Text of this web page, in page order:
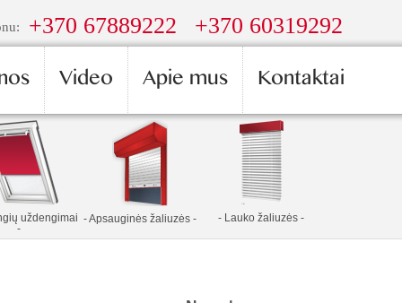
+370 67889222 +370 60319292
Video Apie mus Kontaktai
uždengimai
-
- Apsauginės žaliuzės - - Lauko žaliuzės -